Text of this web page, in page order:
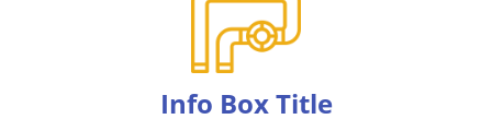
Info Box Title